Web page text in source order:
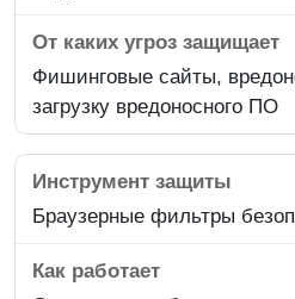
Фишинговые сайты,
загрузку вредоносного ПО
Браузерные фильтры